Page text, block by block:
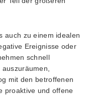
auch zu einem idealen
Ereignisse oder
schnell
mit den betroffenen
proaktive und offene